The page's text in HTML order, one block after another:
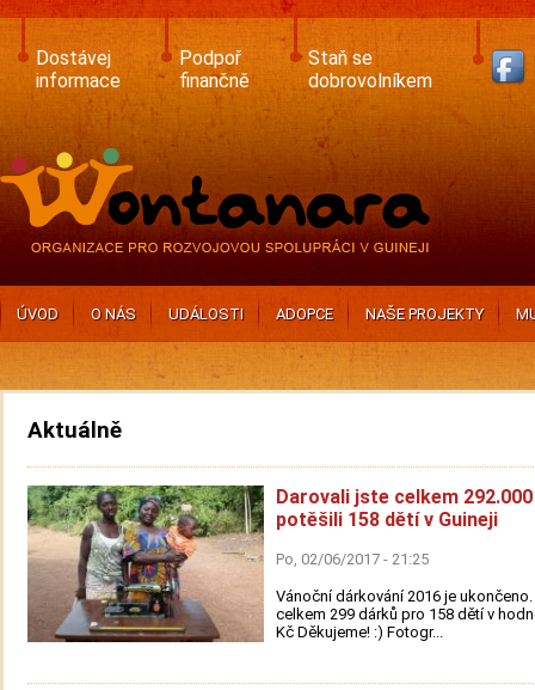
Skip
main
content
Dostávej
informace
Podpoř
finančně
Staň se
dobrovolníkem
ÚVOD O NÁS UDÁLOSTI ADOPCE NAŠE PROJEKTY
Aktuálně
Darovali jste celkem 292.000
potěšili 158 dětí v Guineji
Po, 02/06/2017 - 21:25
Vánoční dárkování 2016 je
celkem 299 dárků pro 158 dětí v
Kč Děkujeme! :) Fotogr...